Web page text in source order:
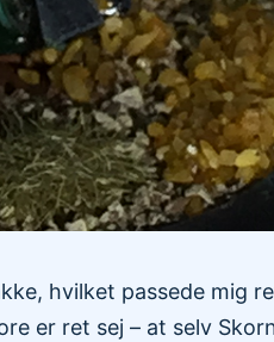
hvilket passede mig
er ret sej – at selv